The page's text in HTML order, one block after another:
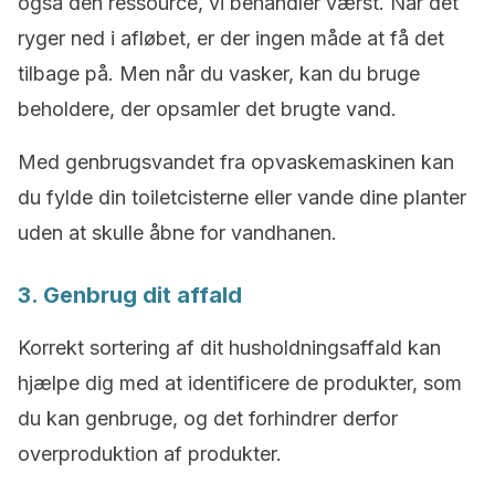
ryger ned i afløbet, er der ingen måde at få det
tilbage på. Men når du vasker, kan du bruge
beholdere, der opsamler det brugte vand.
Med genbrugsvandet fra opvaskemaskinen kan
du fylde din toiletcisterne eller vande dine planter
uden at skulle åbne for vandhanen.
3. Genbrug dit affald
Korrekt sortering af dit husholdningsaffald kan
hjælpe dig med at identificere de produkter, som
du kan genbruge, og det forhindrer derfor
overproduktion af produkter.